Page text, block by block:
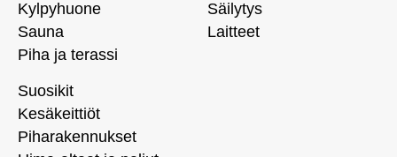
Kylpyhuone
Sauna
Piha ja terassi
Säilytys
Laitteet
Suosikit
Kesäkeittiöt
Piharakennukset